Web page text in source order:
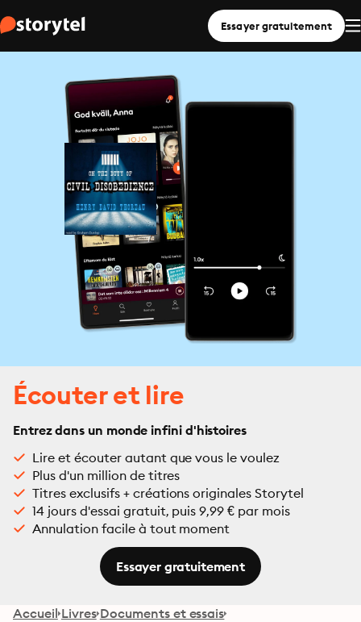
Essayer gratuitement
Écouter et lire
Entrez dans un monde infini d'histoires
Lire et écouter autant que vous le voulez
Plus d'un million de titres
Titres exclusifs + créations originales Storytel
14 jours d'essai gratuit, puis 9,99 € par mois
Annulation facile à tout moment
Essayer gratuitement
Accueil Livres Documents et essais